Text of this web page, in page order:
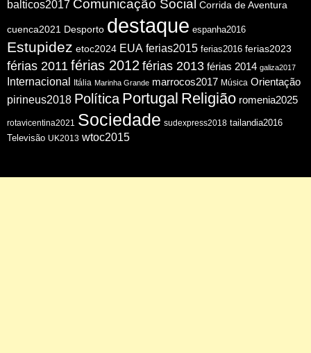
balticos2017 Comunicação Social Corrida de Aventura
cuenca2021 Desporto destaque espanha2016
Estupidez etoc2024 EUA ferias2015 ferias2016 ferias2023
férias 2011 férias 2012 férias 2013 férias 2014 galiza2017
Internacional Itália Marinha Grande marrocos2017 Música Orientação
pirineus2018 Política Portugal Religião romenia2025
rotavicentina2021 Sociedade sudexpress2018 tailandia2016
Televisão UK2013 wtoc2015